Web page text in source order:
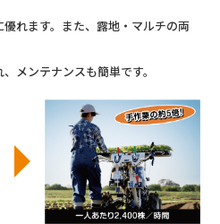
れます。また、露地・マルチの両
メンテナンスも簡単です。